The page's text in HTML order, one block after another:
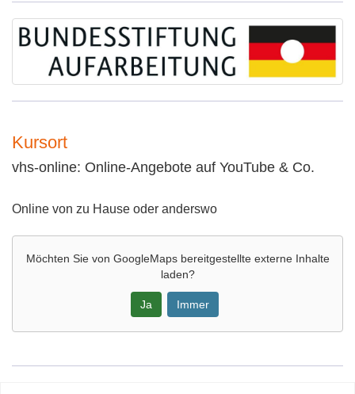
Kursort
vhs-online: Online-Angebote auf YouTube & Co.
Online von zu Hause oder anderswo
Möchten Sie von GoogleMapsbereitgestellte externe Inhalte
laden?
Ja Immer
Maps